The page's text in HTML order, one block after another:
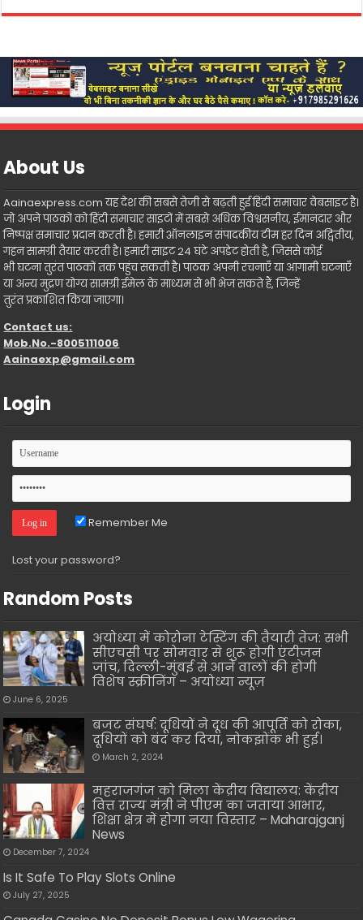
About Us
Aainaexpress.com यह देश की सबसे तेजी से बढ़ती हुई हिंदी समाचार वेबसाइट है।
जो अपने पाठकों को हिंदी समाचार साइटों में सबसे अधिक विश्वसनीय, ईमानदार और
निष्पक्ष समाचार प्रदान करती है। हमारी ऑनलाइन संपादकीय टीम हर दिन अद्वितीय,
गहन सामग्री तैयार करती है। हमारी साइट 24 घंटे अपडेट होती है, जिससे कोई
भी घटना तुरंत पाठकों तक पहुंच सकती है। पाठक अपनी रचनाएँ या आगामी घटनाएँ
या अन्य मुद्रण योग्य सामग्री ईमेल के माध्यम से भी भेज सकते हैं, जिन्हें
तुरंत प्रकाशित किया जाएगा।
Contact us:
Mob.No.-8005111006
Aainaexp@gmail.com
Login
Remember Me
Lost your password?
Random Posts
अयोध्या में कोरोना टेस्टिंग की तैयारी तेज: सभी
सीएचसी पर सोमवार से शुरू होगी एंटीजन
जांच, दिल्ली-मुंबई से आने वालों की होगी
विशेष स्क्रीनिंग – अयोध्या न्यूज़
June 6, 2025
बजट संघर्ष: दूधियों ने दूध की आपूर्ति को रोका,
दूधियों को बंद कर दिया, नोकझोंक भी हुई।
March 2, 2024
महराजगंज को मिला केंद्रीय विद्यालय: केंद्रीय
वित्त राज्य मंत्री ने पीएम का जताया आभार,
शिक्षा क्षेत्र में होगा नया विस्तार – Maharajganj
News
December 7, 2024
Is It Safe To Play Slots Online
July 27, 2025